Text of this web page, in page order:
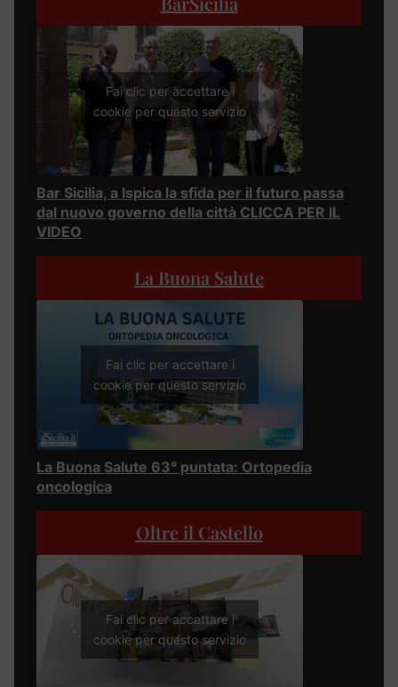
Fai clic per accettare i
cookie per questo servizio
Bar Sicilia, a Ispica la sfida per il futuro passa
dal nuovo governo della città CLICCA PER IL
VIDEO
La Buona Salute
Fai clic per accettare i
cookie per questo servizio
La Buona Salute 63° puntata: Ortopedia
oncologica
Oltre il Castello
Fai clic per accettare i
cookie per questo servizio